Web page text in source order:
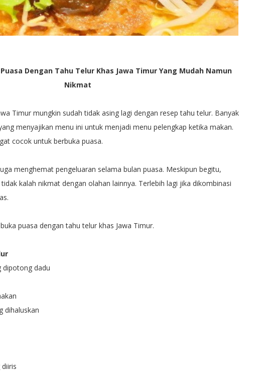
Dengan Tahu Telur Khas Jawa Timur Yang Mudah Namun
Nikmat
Timur mungkin sudah tidak asing lagi dengan resep tahu telur. Banyak
menyajikan menu ini untuk menjadi menu pelengkap ketika makan.
cocok untuk berbuka puasa.
menghemat pengeluaran selama bulan puasa. Meskipun begitu,
kalah nikmat dengan olahan lainnya. Terlebih lagi jika dikombinasi
puasa dengan tahu telur khas Jawa Timur.
dipotong dadu
dihaluskan